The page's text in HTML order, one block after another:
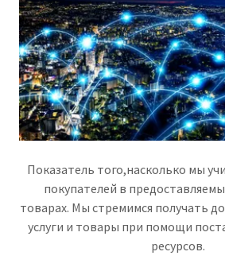
Показатель того,насколько мы
покупателей в
товарах. Мы стремимся получать
услуги и товары при помощи
ресурсов.